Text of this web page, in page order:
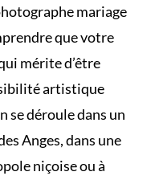
mariage
que votre
mérite d’être
artistique
se déroule dans un
Anges, dans une
niçoise ou à